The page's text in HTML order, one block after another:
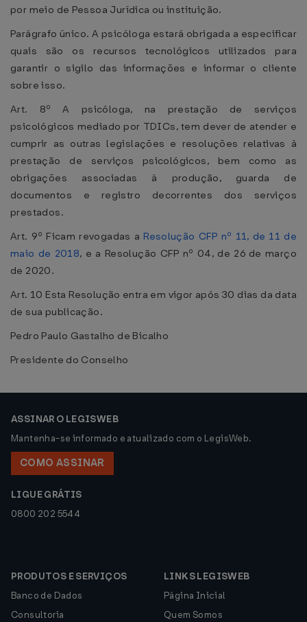
por meio de Pessoa Jurídica ou instituição.
Parágrafo único. A psicóloga estará obrigada a especificar
quais são os recursos tecnológicos utilizados para
garantir o sigilo das informações e informar o cliente
sobre isso.
Art. 8º A psicóloga, na prestação de serviços
psicológicos mediado por TDICs, tem dever de atender e
cumprir as outras legislações e resoluções relativas à
prestação de serviços psicológicos, bem como as
obrigações associadas à produção, guarda de
documentos e registro decorrentes dos serviços
prestados.
Art. 9º Ficam revogadas a Resolução CFP nº 11, de 11 de
maio de 2018, e a Resolução CFP nº 04, de 26 de março
de 2020.
Art. 10 Esta Resolução entra em vigor após 30 dias da data
de sua publicação.
Pedro Paulo Gastalho de Bicalho
Presidente do Conselho
ASSINAR O LEGISWEB
Mantenha-se informado e atualizado com o LegisWeb.
COMO ASSINAR
LIGUE GRÁTIS
0800 202 5544
PRODUTOS E SERVIÇOS
Banco de Dados
Consultoria
LINKS LEGISWEB
Página Inicial
Quem Somos